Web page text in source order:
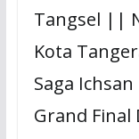
Tangsel ||
Kota
Saga
Grand Final